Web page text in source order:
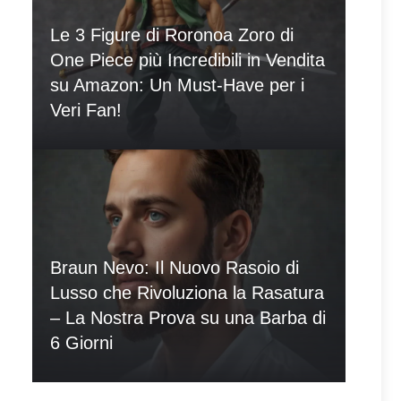
Le 3 Figure di Roronoa Zoro di
One Piece più Incredibili in Vendita
su Amazon: Un Must-Have per i
Veri Fan!
Braun Nevo: Il Nuovo Rasoio di
Lusso che Rivoluziona la Rasatura
– La Nostra Prova su una Barba di
6 Giorni